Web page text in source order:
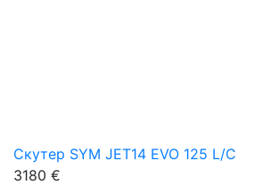
Скутер SYM JET14 EVO 125 L/C
3180 €